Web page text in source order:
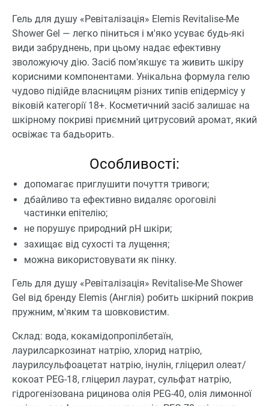
Гель для душу «Ревіталізація» Elemis Revitalise-Me
Shower Gel — легко піниться і м'яко усуває будь-які
види забруднень, при цьому надає ефективну
зволожуючу дію. Засіб пом'якшує та живить шкіру
корисними компонентами. Унікальна формула гелю
чудово підійде власницям різних типів епідермісу у
віковій категорії 18+. Косметичний засіб залишає на
шкірному покриві приємний цитрусовий аромат, який
освіжає та бадьорить.
Особливості:
допомагає приглушити почуття тривоги;
дбайливо та ефективно видаляє ороговілі
частинки епітелію;
не порушує природний рН шкіри;
захищає від сухості та лущення;
можна використовувати як пінку.
Гель для душу «Ревіталізація» Revitalise-Me Shower
Gel від бренду Elemis (Англія) робить шкірний покрив
пружним, м'яким та шовковистим.
Склад: вода, кокамідопропілбетаїн,
лаурилсаркозинат натрію, хлорид натрію,
лаурилсульфоацетат натрію, інулін, гліцерил олеат/
кокоат PEG-18, гліцерил лаурат, сульфат натрію,
гідрогенізована рицинова олія PEG-40, олія лимонної